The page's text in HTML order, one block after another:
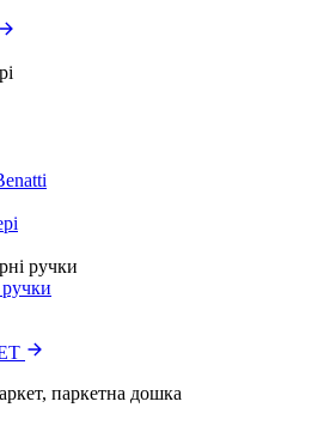
ручки
паркетна дошка